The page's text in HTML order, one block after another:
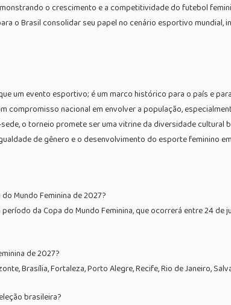
o crescimento e a competitividade do futebol
o Brasil consolidar seu papel no cenário esportivo
um evento esportivo; é um marco histórico para o país e
nacional em envolver a população,
o torneio promete ser uma vitrine da diversidade cultural
de gênero e o desenvolvimento do esporte feminino
Mundo Feminina de 2027?
da Copa do Mundo Feminina, que ocorrerá entre 24 de
de 2027?
Brasília, Fortaleza, Porto Alegre, Recife, Rio de Janeiro,
brasileira?